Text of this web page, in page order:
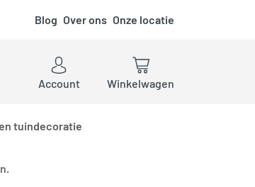
Blog Over ons Onze locatie
Account
Winkelwagen
tuindecoratie